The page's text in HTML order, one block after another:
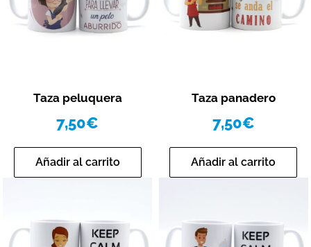
Taza peluquera
7,50€
Añadir al carrito
Taza panadero
7,50€
Añadir al carrito